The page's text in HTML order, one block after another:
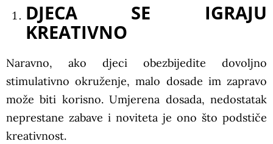
DJECA SE IGRAJU
KREATIVNO
Naravno, ako djeci obezbijedite dovoljno
stimulativno okruženje, malo dosade im zapravo
može biti korisno. Umjerena dosada, nedostatak
neprestane zabave i noviteta je ono što podstiče
kreativnost.